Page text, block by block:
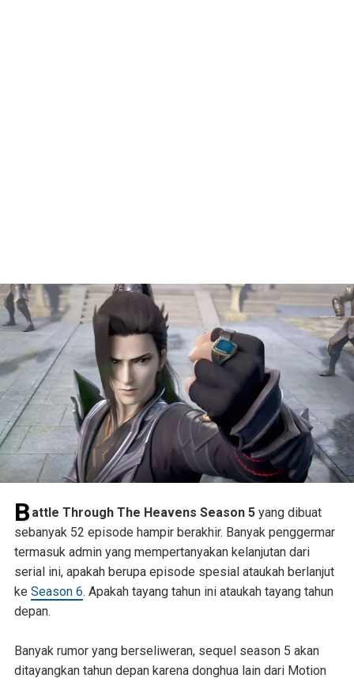
B attle Through The Heavens Season 5yang dibuat
sebanyak 52 episode hampir berakhir. Banyak penggermar
termasuk admin yang mempertanyakan kelanjutan dari
serial ini, apakah berupa episode spesial ataukah berlanjut
ke Season 6. Apakah tayang tahun ini ataukah tayang tahun
depan.
Banyak rumor yang berseliweran, sequel season 5 akan
ditayangkan tahun depan karena donghua lain dari Motion